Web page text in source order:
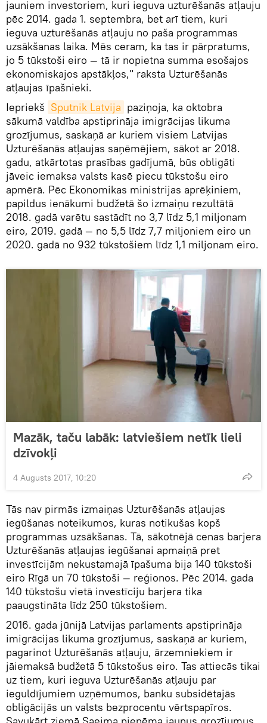
jauniem investoriem, kuri ieguva uzturēšanās atļauju
pēc 2014. gada 1. septembra, bet arī tiem, kuri
ieguva uzturēšanās atļauju no paša programmas
uzsākšanas laika. Mēs ceram, ka tas ir pārpratums,
jo 5 tūkstoši eiro — tā ir nopietna summa esošajos
ekonomiskajos apstākļos," raksta Uzturēšanās
atļaujas īpašnieki.
Iepriekš Sputnik Latvija paziņoja, ka oktobra
sākumā valdība apstiprināja imigrācijas likuma
grozījumus, saskaņā ar kuriem visiem Latvijas
Uzturēšanās atļaujas saņēmējiem, sākot ar 2018.
gadu, atkārtotas prasības gadījumā, būs obligāti
jāveic iemaksa valsts kasē piecu tūkstošu eiro
apmērā. Pēc Ekonomikas ministrijas aprēķiniem,
papildus ienākumi budžetā šo izmaiņu rezultātā
2018. gadā varētu sastādīt no 3,7 līdz 5,1 miljonam
eiro, 2019. gadā — no 5,5 līdz 7,7 miljoniem eiro un
2020. gadā no 932 tūkstošiem līdz 1,1 miljonam eiro.
Mazāk, taču labāk: latviešiem netīk lieli
dzīvokļi
4 Augusts 2017, 10:20
Tās nav pirmās izmaiņas Uzturēšanās atļaujas
iegūšanas noteikumos, kuras notikušas kopš
programmas uzsākšanas. Tā, sākotnējā cenas barjera
Uzturēšanās atļaujas iegūšanai apmaiņā pret
investīcijām nekustamajā īpašuma bija 140 tūkstoši
eiro Rīgā un 70 tūkstoši — reģionos. Pēc 2014. gada
140 tūkstošu vietā investīciju barjera tika
paaugstināta līdz 250 tūkstošiem.
2016. gada jūnijā Latvijas parlaments apstiprināja
imigrācijas likuma grozījumus, saskaņā ar kuriem,
pagarinot Uzturēšanās atļauju, ārzemniekiem ir
jāiemaksā budžetā 5 tūkstošus eiro. Tas attiecās tikai
uz tiem, kuri ieguva Uzturēšanās atļauju par
ieguldījumiem uzņēmumos, banku subsidētajās
obligācijās un valsts bezprocentu vērtspapīros.